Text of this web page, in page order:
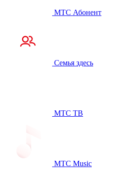
МТС Абонент
Семья здесь
МТС ТВ
МТС Music